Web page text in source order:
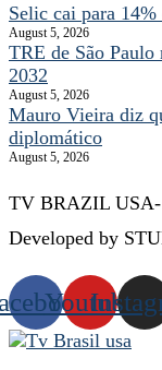
Selic cai para 14%
August 5, 2026
TRE de São
2032
August 5, 2026
Mauro Vieira diz
diplomático
August 5, 2026
TV BRAZIL USA-
Developed by
Youtube